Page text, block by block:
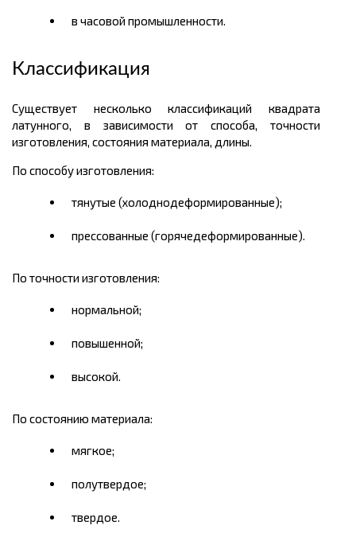
в часовой промышленности.
Классификация
Существует несколько классификаций квадрата
латунного, в зависимости от способа, точности
изготовления, состояния материала, длины.
По способу изготовления:
тянутые (холоднодеформированные);
прессованные (горячедеформированные).
По точности изготовления:
нормальной;
повышенной;
высокой.
По состоянию материала:
мягкое;
полутвердое;
твердое.